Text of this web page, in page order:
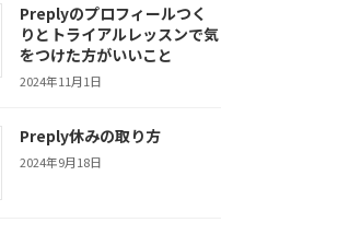
Preplyのプロフィールつく
りとトライアルレッスンで気
をつけた方がいいこと
2024年11月1日
Preply休みの取り方
2024年9月18日